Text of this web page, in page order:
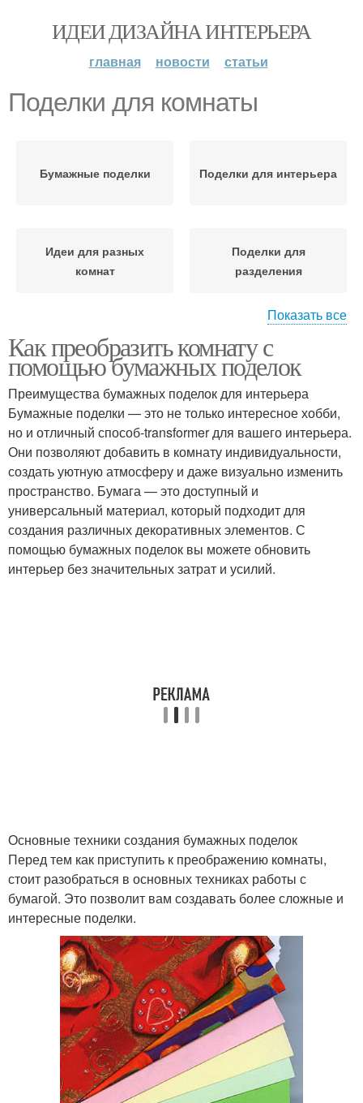
ИДЕИ ДИЗАЙНА ИНТЕРЬЕРА
главная новости статьи
Поделки для комнаты
Бумажные поделки Поделки для интерьера
Идеи для разных
комнат
Поделки для
разделения
Пространства в комнате Атмосфера в комнате
Поделки в зависимости
Поделки для
маскировки
Поделки из бумаги
Показать все
Как преобразить комнату с
помощью бумажных поделок
Преимущества бумажных поделок для интерьера
Бумажные поделки — это не только интересное хобби,
но и отличный способ-transformer для вашего интерьера.
Они позволяют добавить в комнату индивидуальности,
создать уютную атмосферу и даже визуально изменить
пространство. Бумага — это доступный и
универсальный материал, который подходит для
создания различных декоративных элементов. С
помощью бумажных поделок вы можете обновить
интерьер без значительных затрат и усилий.
Основные техники создания бумажных поделок
Перед тем как приступить к преображению комнаты,
стоит разобраться в основных техниках работы с
бумагой. Это позволит вам создавать более сложные и
интересные поделки.